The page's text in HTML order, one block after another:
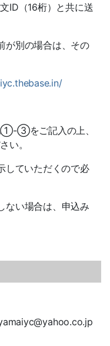
ID（16桁）と共に送
が別の場合は、その
①-③をご記入の上、
い。
していただくので必
ない場合は、申込み